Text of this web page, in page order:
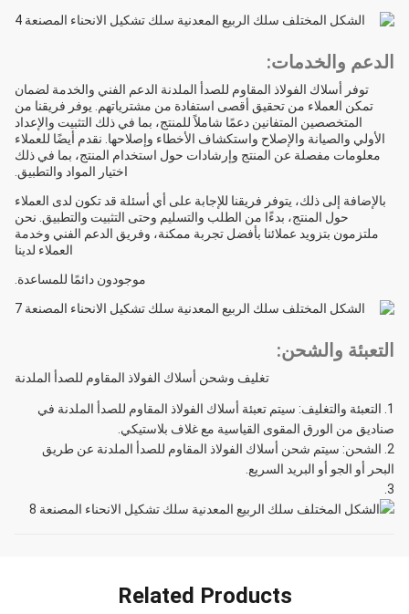
الدعم والخدمات:
توفر أسلاك الفولاذ المقاوم للصدأ الملدنة الدعم الفني والخدمة لضمان
تمكن العملاء من تحقيق أقصى استفادة من مشترياتهم. يوفر فريقنا من
المتخصصين المتفانين دعمًا شاملاً للمنتج، بما في ذلك التثبيت والإعداد
الأولي والصيانة والإصلاح واستكشاف الأخطاء وإصلاحها. نقدم أيضًا للعملاء
معلومات مفصلة عن المنتج وإرشادات حول استخدام المنتج، بما في ذلك
اختيار المواد والتطبيق.
بالإضافة إلى ذلك، يتوفر فريقنا للإجابة على أي أسئلة قد تكون لدى العملاء
حول المنتج، بدءًا من الطلب والتسليم وحتى التثبيت والتطبيق. نحن
ملتزمون بتزويد عملائنا بأفضل تجربة ممكنة، وفريق الدعم الفني وخدمة
العملاء لدينا
موجودون دائمًا للمساعدة.
التعبئة والشحن:
تغليف وشحن أسلاك الفولاذ المقاوم للصدأ الملدنة
التعبئة والتغليف: سيتم تعبئة أسلاك الفولاذ المقاوم للصدأ الملدنة في
صناديق من الورق المقوى القياسية مع غلاف بلاستيكي.
الشحن: سيتم شحن أسلاك الفولاذ المقاوم للصدأ الملدنة عن طريق
البحر أو الجو أو البريد السريع.
Related Products